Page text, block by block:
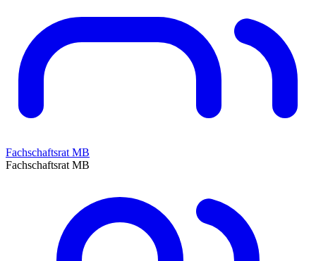
Fachschaftsrat MB
Fachschaftsrat MB